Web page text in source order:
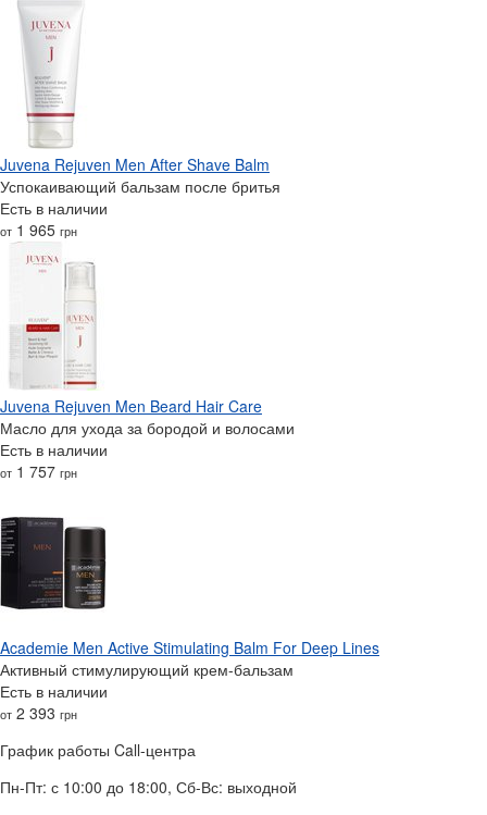
Juvena Rejuven Men After Shave Balm
Успокаивающий бальзам после бритья
Есть в наличии
от 1 965 грн
Juvena Rejuven Men Beard Hair Care
Масло для ухода за бородой и волосами
Есть в наличии
от 1 757 грн
Academie Men Active Stimulating Balm For Deep Lines
Активный стимулирующий крем-бальзам
Есть в наличии
от 2 393 грн
График работы Call-центра
Пн-Пт: с 10:00 до 18:00, Сб-Вс: выходной